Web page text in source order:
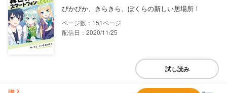
ぴかぴか、きらきら、ぼくらの新しい居場所！
151
配信日：2020/11/25
試し読み